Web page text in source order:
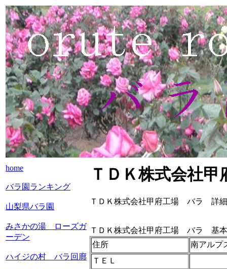
home
バラ園ランキング
山梨県バラ園
みさかの湯 ローズガ
ーデン
ハイジの村 バラ回廊
ＴＤＫ株式会社
ＴＤＫ株式会社甲府工場 バラ 詳細
ＴＤＫ株式会社甲府工場 バラ 基
住所
南アルプ
ＴＥＬ